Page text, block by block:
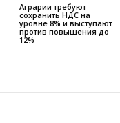
Аграрии требуют
сохранить НДС на
уровне 8% и выступают
против повышения до
12%